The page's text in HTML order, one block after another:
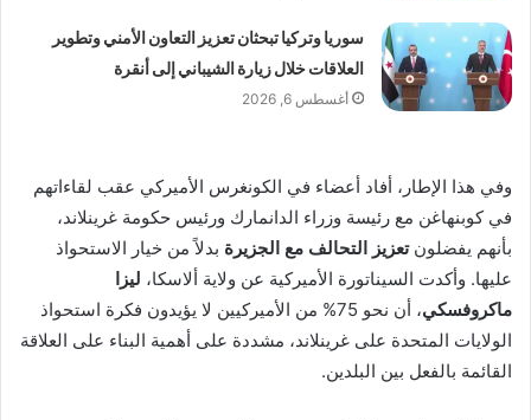
سوريا وتركيا تبحثان تعزيز التعاون الأمني وتطوير
العلاقات خلال زيارة الشيباني إلى أنقرة
أغسطس 6, 2026
وفي هذا الإطار، أفاد أعضاء في الكونغرس الأميركي عقب لقاءاتهم
في كوبنهاغن مع رئيسة وزراء الدانمارك ورئيس حكومة غرينلاند،
بأنهم يفضلونتعزيز التحالف مع الجزيرة بدلاً من خيار الاستحواذ
عليها. وأكدت السيناتورة الأميركية عن ولاية ألاسكا، ليزا
ماكروفسكي
، أن نحو 75% من الأميركيين لا يؤيدون فكرة استحواذ
الولايات المتحدة على غرينلاند، مشددة على أهمية البناء على العلاقة
القائمة بالفعل بين البلدين.